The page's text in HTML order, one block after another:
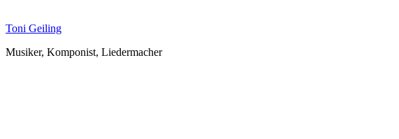
Toni Geiling
Musiker, Komponist, Liedermacher